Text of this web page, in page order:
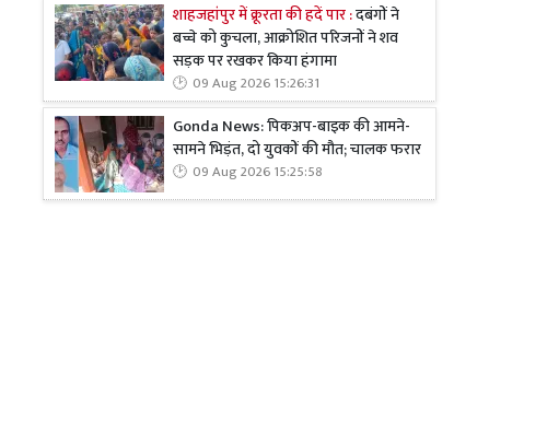
शाहजहांपुर में क्रूरता की हदें पार :दबंगों ने
बच्चे को कुचला, आक्रोशित परिजनों ने शव
सड़क पर रखकर किया हंगामा
09 Aug 2026 15:26:31
Gonda News: पिकअप-बाइक की आमने-
सामने भिड़ंत, दो युवकों की मौत; चालक फरार
09 Aug 2026 15:25:58